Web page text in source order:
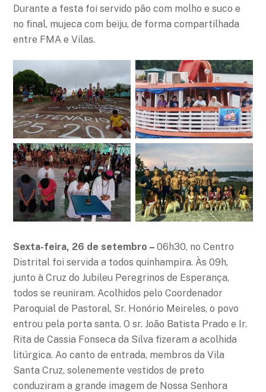
Durante a festa foi servido pão com molho e suco e
no final, mujeca com beiju, de forma compartilhada
entre FMA e Vilas.
Sexta-feira, 26 de setembro –06h30, no Centro
Distrital foi servida a todos quinhampira. Às 09h,
junto à Cruz do Jubileu Peregrinos de Esperança,
todos se reuniram. Acolhidos pelo Coordenador
Paroquial de Pastoral, Sr. Honório Meireles, o povo
entrou pela porta santa. O sr. João Batista Prado e Ir.
Rita de Cassia Fonseca da Silva fizeram a acolhida
litúrgica. Ao canto de entrada, membros da Vila
Santa Cruz, solenemente vestidos de preto
conduziram a grande imagem de Nossa Senhora